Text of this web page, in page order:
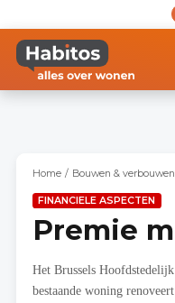
naar
inhoud
gaan
Home Bouwen & verbouwen
FINANCIELE ASPECTEN
Premie
Het Brussels
bestaande woning